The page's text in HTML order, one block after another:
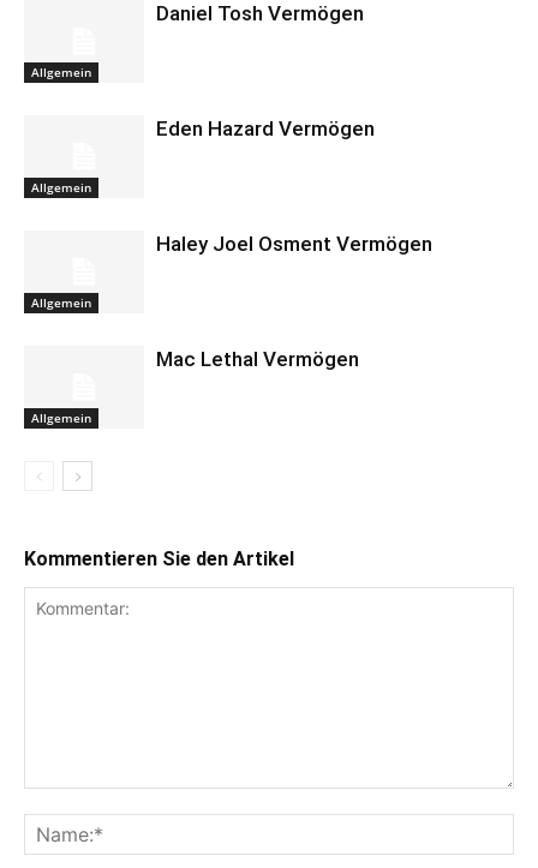
Allgemein
Daniel Tosh Vermögen
Allgemein
Eden Hazard Vermögen
Allgemein
Haley Joel Osment Vermögen
Allgemein
Mac Lethal Vermögen
Kommentieren Sie den Artikel